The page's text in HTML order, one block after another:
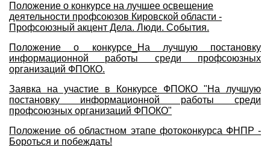
Положение о конкурсе на лучшее освещение
деятельности профсоюзов Кировской области -
Профсоюзный акцент Дела. Люди. События.
Положение о конкурсе_На лучшую постановку
информационной работы среди профсоюзных
организаций ФПОКО.
Заявка на участие в Конкурсе ФПОКО "На лучшую
постановку информационной работы среди
профсоюзных организаций ФПОКО"
Положение об областном этапе фотоконкурса ФНПР -
Бороться и побеждать!